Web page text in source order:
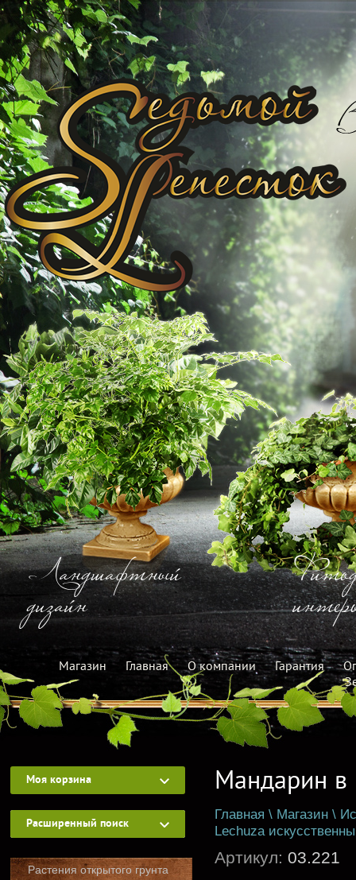
Ландшафтный
дизайн
Магазин Главная О компании Гарантия
Мандарин в
Главная \ Магазин \
Lechuza
Артикул: 03.221
Моя корзина
Расширенный поиск
Растения открытого грунта